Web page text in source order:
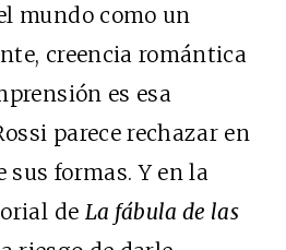
mundo como un
creencia romántica
es esa
parece rechazar en
sus formas. Y en la
de La fábula de las